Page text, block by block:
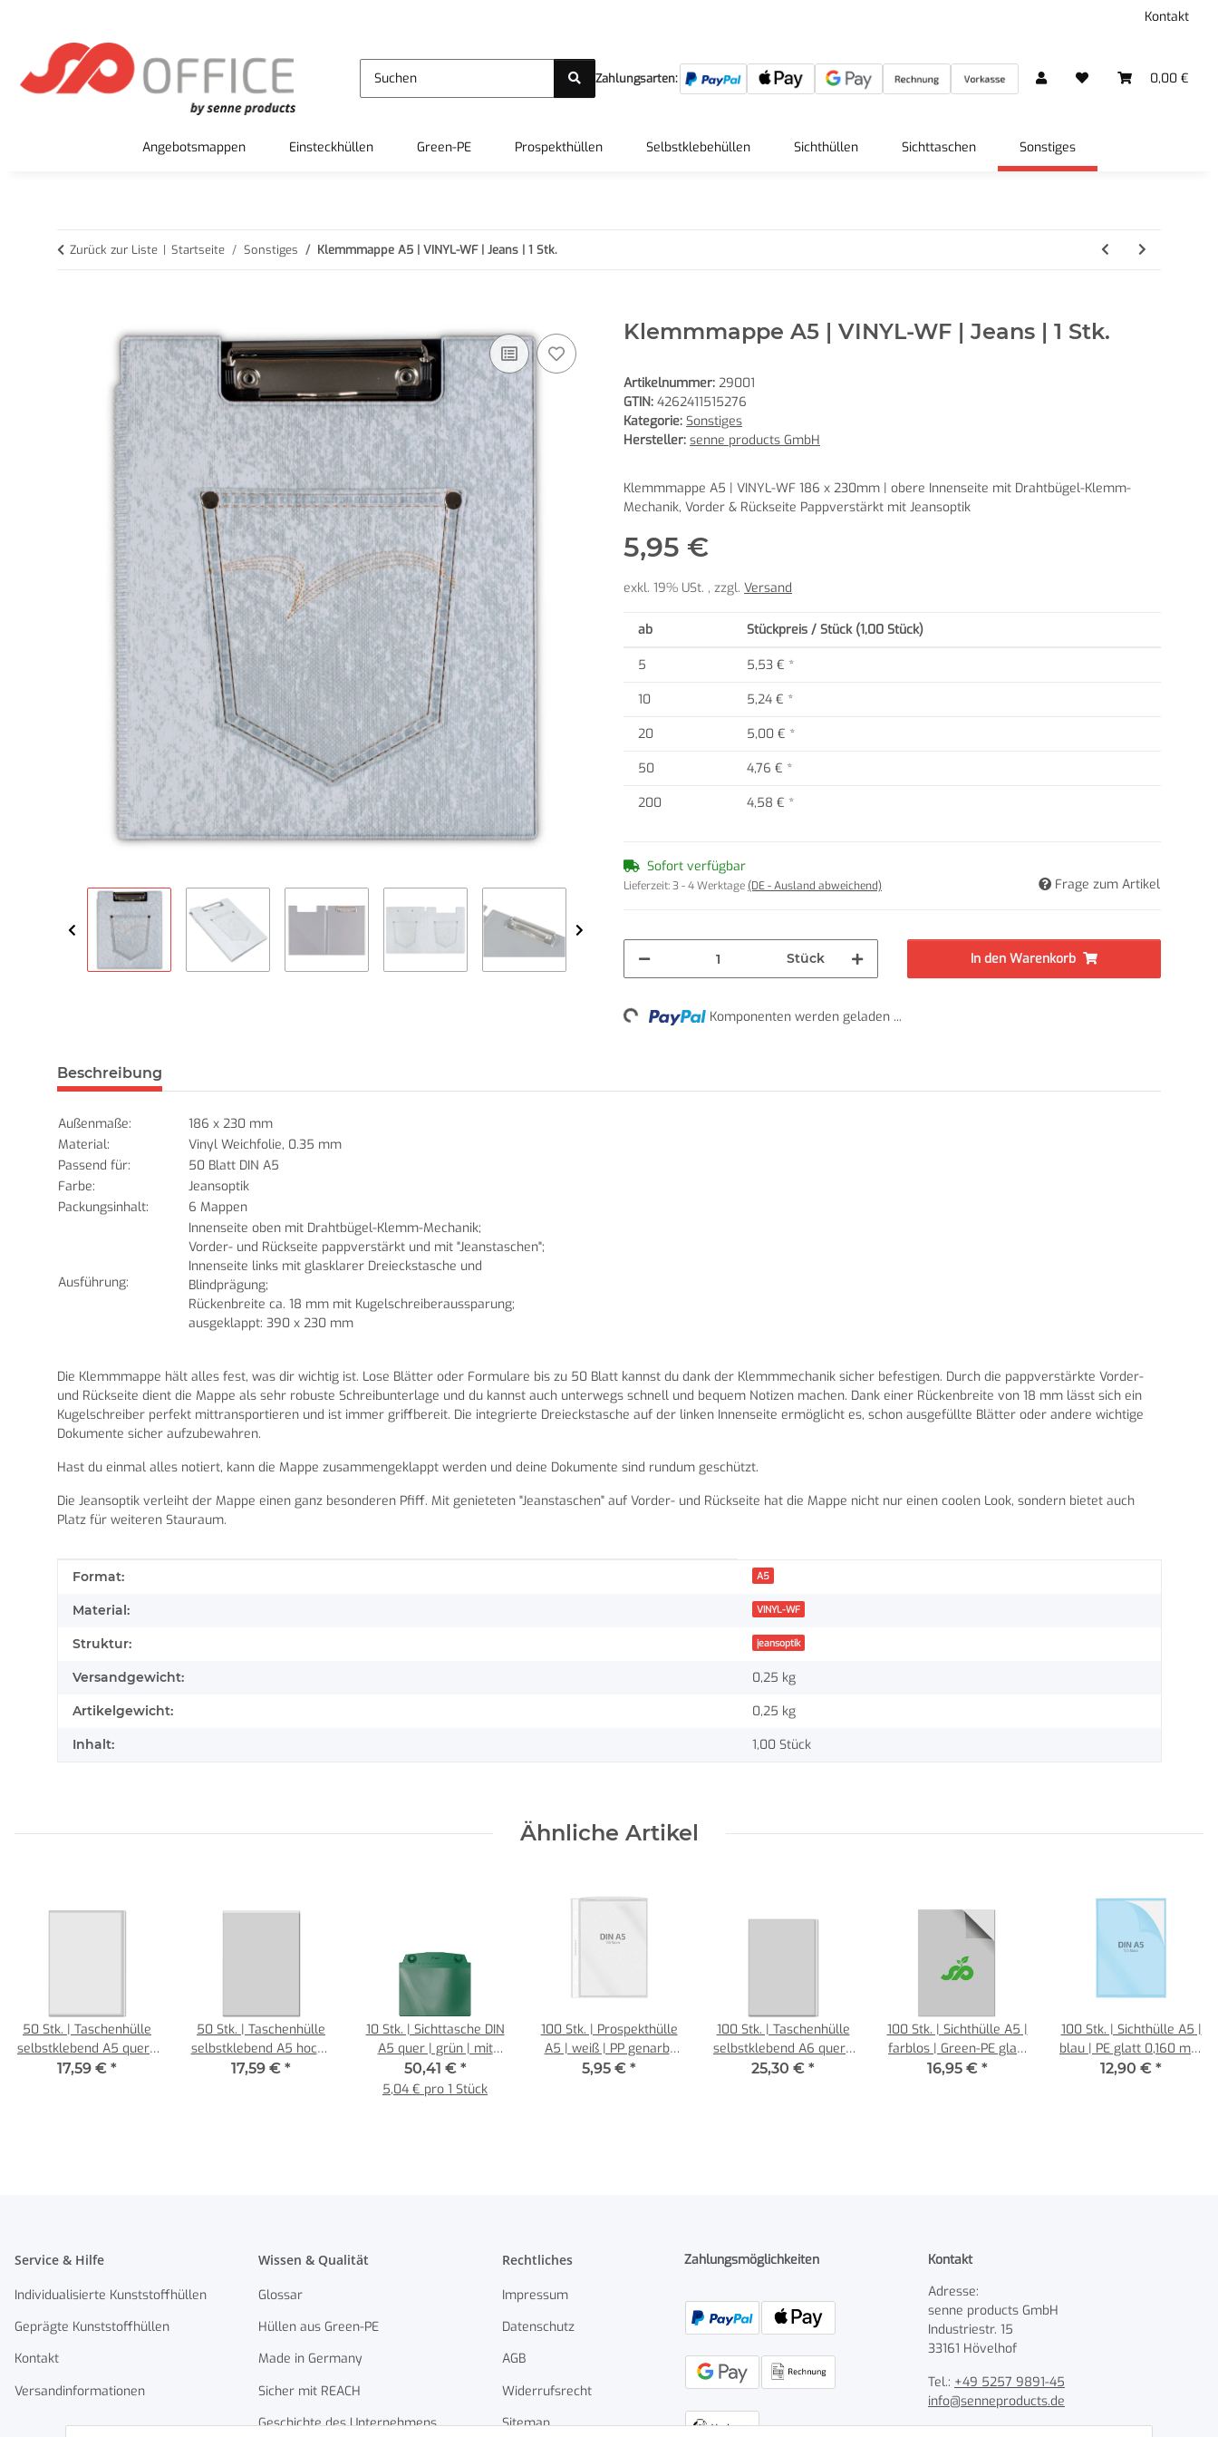
Kontakt
Zahlungsarten: 0,00 €
Angebotsmappen Einsteckhüllen Green-PE Prospekthüllen Selbstklebehüllen Sichthüllen Sichttaschen Sonstiges
Zurück zur Liste Startseite Sonstiges Klemmmappe A5 | VINYL-WF | Jeans | 1 Stk.
Klemmmappe A5 | VINYL-WF | Jeans | 1 Stk.
Artikelnummer: 29001
GTIN: 4262411515276
Kategorie: Sonstiges
Hersteller: senne products GmbH
Klemmmappe A5 | VINYL-WF 186 x 230mm | obere Innenseite mit Drahtbügel-Klemm-
Mechanik, Vorder & Rückseite Pappverstärkt mit Jeansoptik
5,95 €
exkl. 19% USt. , zzgl. Versand
ab Stückpreis / Stück (1,00 Stück)
5 5,53 € *
10
5,24 € *
20
5,00 € *
50
4,76 € *
200
4,58 € *
Sofort verfügbar
Lieferzeit:3 - 4 Werktage (DE - Ausland abweichend) Frage zum Artikel
Stück In den Warenkorb
Loading... Komponenten werden geladen ...
Beschreibung
Außenmaße:
186 x 230 mm
Material:
Vinyl Weichfolie, 0.35 mm
Passend für:
50 Blatt DIN A5
Farbe:
Jeansoptik
Packungsinhalt:
6 Mappen
Ausführung:
Innenseite oben mit Drahtbügel-Klemm-Mechanik;
Vorder- und Rückseite pappverstärkt und mit "Jeanstaschen";
Innenseite links mit glasklarer Dreieckstasche und
Blindprägung;
Rückenbreite ca. 18 mm mit Kugelschreiberaussparung;
ausgeklappt: 390 x 230 mm
Die Klemmmappe hält alles fest, was dir wichtig ist. Lose Blätter oder Formulare bis zu 50 Blatt kannst du dank der Klemmmechanik sicher befestigen. Durch die pappverstärkte Vorder-
und Rückseite dient die Mappe als sehr robuste Schreibunterlage und du kannst auch unterwegs schnell und bequem Notizen machen. Dank einer Rückenbreite von 18 mm lässt sich ein
Kugelschreiber perfekt mittransportieren und ist immer griffbereit. Die integrierte Dreieckstasche auf der linken Innenseite ermöglicht es, schon ausgefüllte Blätter oder andere wichtige
Dokumente sicher aufzubewahren.
Hast du einmal alles notiert, kann die Mappe zusammengeklappt werden und deine Dokumente sind rundum geschützt.
Die Jeansoptik verleiht der Mappe einen ganz besonderen Pfiff. Mit genieteten "Jeanstaschen" auf Vorder- und Rückseite hat die Mappe nicht nur einen coolen Look, sondern bietet auch
Platz für weiteren Stauraum.
Produkteigenschaft
Wert
Format: A5
Material: VINYL-WF
Struktur: jeansoptik
Versandgewicht: 0,25 kg
Artikelgewicht: 0,25 kg
Inhalt: 1,00 Stück
Ähnliche Artikel
50 Stk. | Taschenhülle
selbstklebend A5 quer |
farblos | VINYL-WF
17,59 € *
50 Stk. | Taschenhülle
selbstklebend A5 hoch |
farblos | VINYL-WF -
17,59 € *
10 Stk. | Sichttasche DIN
A5 quer | grün | mit
Supermagneten und 1
Magnetstreifen
50,41 € *
5,04 € pro 1 Stück
100 Stk. | Prospekthülle
A5 | weiß | PP genarbt
0,060 mm | REIF
5,95 € *
100 Stk. | Taschenhülle
selbstklebend A6 quer |
farblos | VINYL-WF
25,30 € *
100 Stk. | Sichthülle A5 |
farblos | Green-PE glatt
0,160 mm | REIF
16,95 € *
100 Stk. | Sichthülle A5 |
blau | PE glatt 0,160 mm
| REIF Hamburg
12,90 € *
Service & Hilfe
Individualisierte Kunststoffhüllen
Geprägte Kunststoffhüllen
Kontakt
Versandinformationen
Wissen & Qualität
Glossar
Hüllen aus Green-PE
Made in Germany
Sicher mit REACH
Geschichte des Unternehmens
Rechtliches
Impressum
Datenschutz
AGB
Widerrufsrecht
Sitemap
Zahlungsmöglichkeiten
Kontakt
Adresse:
senne products GmbH
Industriestr. 15
33161 Hövelhof
Tel.: +49 5257 9891-45
info@senneproducts.de